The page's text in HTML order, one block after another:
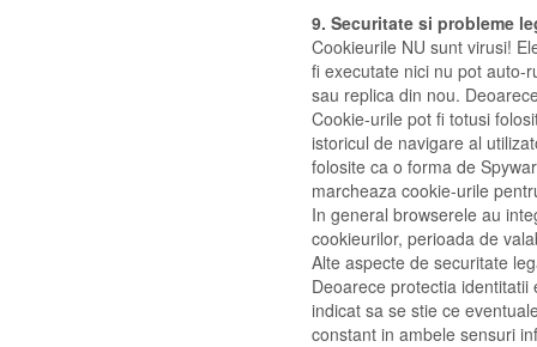
9. Securitate si probleme
Cookieurile NU sunt virusi!
fi executate nici nu pot auto-
sau replica din nou.
Cookie-urile pot fi totusi
istoricul de navigare al
folosite ca o forma de
marcheaza cookie-urile
In general browserele au
cookieurilor, perioada de
Alte aspecte de securitate
Deoarece protectia
indicat sa se stie ce
constant in ambele sensuri